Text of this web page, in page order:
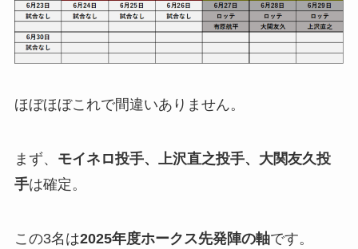
ほぼほぼこれで間違いありません。
まず、 モイネロ投手、上沢直之投手、大関友久投
手は確定。
この3名は2025年度ホークス先発陣の軸です。